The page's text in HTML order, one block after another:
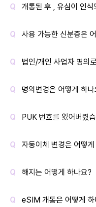
개통된 후 , 유심이 인
사용 가능한 신분증은
법인/개인 사업자 명의
명의변경은 어떻게 하나
PUK 번호를 잃어버렸
자동이체 변경은 어떻
해지는 어떻게 하나요?
eSIM 개통은 어떻게 하